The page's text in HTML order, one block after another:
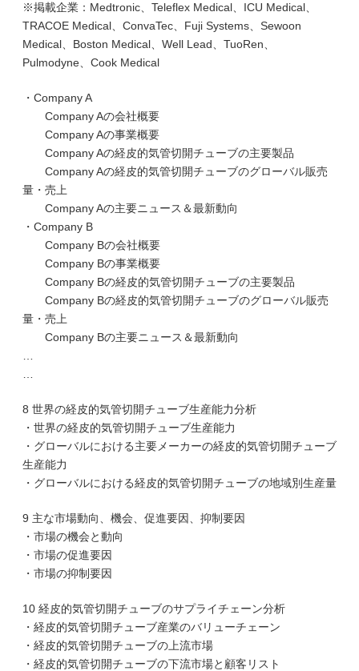
※掲載企業：Medtronic、Teleflex Medical、ICU Medical、
TRACOE Medical、ConvaTec、Fuji Systems、Sewoon
Medical、Boston Medical、Well Lead、TuoRen、
Pulmodyne、Cook Medical
・Company A
Company Aの会社概要
Company Aの事業概要
Company Aの経皮的気管切開チューブの主要製品
Company Aの経皮的気管切開チューブのグローバル販売
量・売上
Company Aの主要ニュース＆最新動向
・Company B
Company Bの会社概要
Company Bの事業概要
Company Bの経皮的気管切開チューブの主要製品
Company Bの経皮的気管切開チューブのグローバル販売
量・売上
Company Bの主要ニュース＆最新動向
8 世界の経皮的気管切開チューブ生産能力分析
・世界の経皮的気管切開チューブ生産能力
・グローバルにおける主要メーカーの経皮的気管切開チューブ
生産能力
・グローバルにおける経皮的気管切開チューブの地域別生産量
9 主な市場動向、機会、促進要因、抑制要因
・市場の機会と動向
・市場の促進要因
・市場の抑制要因
10 経皮的気管切開チューブのサプライチェーン分析
・経皮的気管切開チューブ産業のバリューチェーン
・経皮的気管切開チューブの上流市場
・経皮的気管切開チューブの下流市場と顧客リスト